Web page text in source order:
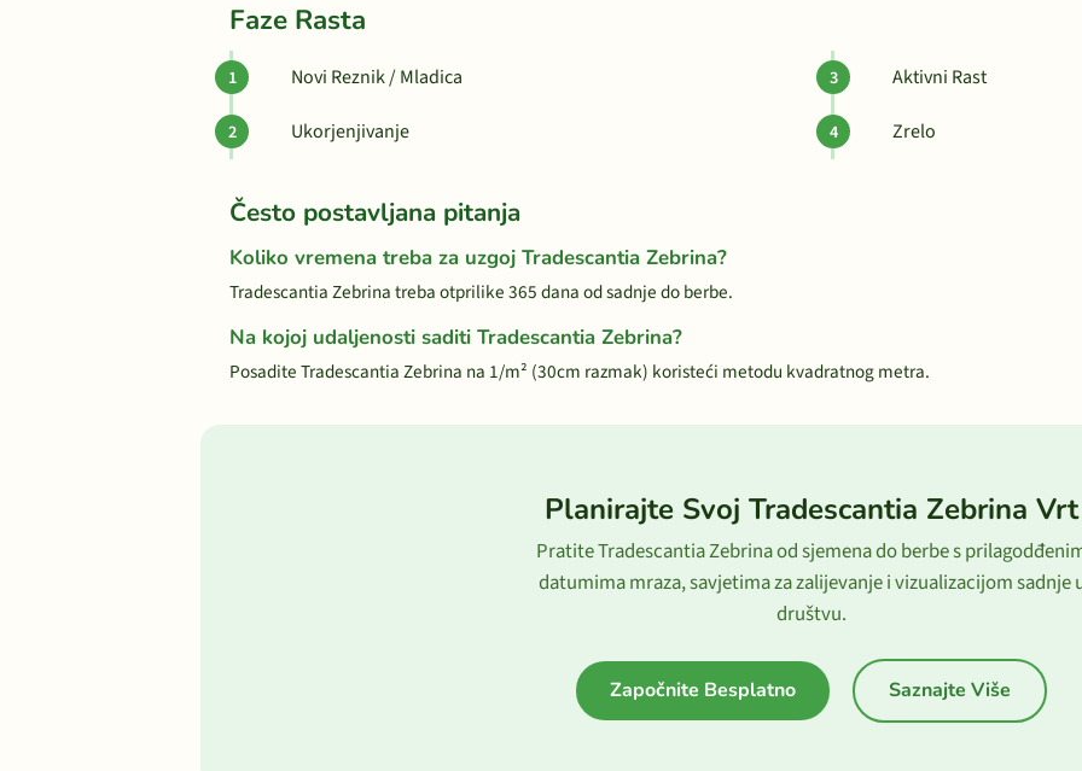
Faze Rasta
Novi Reznik / Mladica
Ukorjenjivanje
Aktivni Rast
Zrelo
Često postavljana pitanja
Koliko vremena treba za uzgoj Tradescantia Zebrina?
Tradescantia Zebrina treba otprilike 365 dana od sadnje do berbe.
Na kojoj udaljenosti saditi Tradescantia Zebrina?
Posadite Tradescantia Zebrina na 1/m² (30cm razmak) koristeći metodu kvadratnog metra.
Planirajte Svoj Tradescantia Zebrina Vrt
Pratite Tradescantia Zebrina od sjemena do berbe s
datumima mraza, savjetima za zalijevanje i vizualizacijom sadnje
društvu.
Započnite Besplatno Saznajte Više